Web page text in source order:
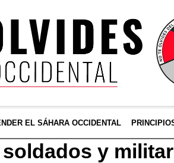
EL SÁHARA OCCIDENTAL
y